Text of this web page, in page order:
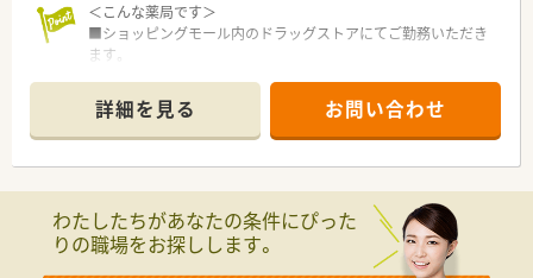
＜こんな薬局です＞
■ショッピングモール内のドラッグストアにてご勤務いただき
ます。
時などにも大変便利です。
■薬剤師は常勤2名体制です。
＜業務内容＞
■応需科目：広域
詳細を見る お問い合わせ
わたしたちがあなたの条件にぴった
りの職場をお探しします。